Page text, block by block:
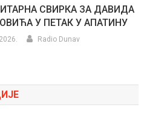
СВИРКА ЗА ДАВИДА
У ПЕТАК У АПАТИНУ
Radio Dunav